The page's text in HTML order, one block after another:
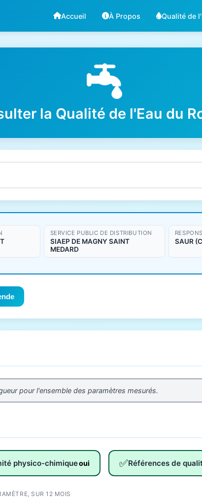
Accueil À Propos Qualité de
la Qualité de l'Eau du
SERVICE PUBLIC DE DISTRIBUTION
SIAEP DE MAGNY SAINT
MEDARD
SAUR
pour l'ensemble des paramètres mesurés.
physico-chimiqueoui ✅Références de
SUR 12 MOIS